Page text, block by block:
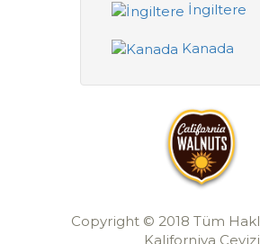
İngiltere
Kanada
Copyright © 2018 Tüm
Kaliforniya Cevizi